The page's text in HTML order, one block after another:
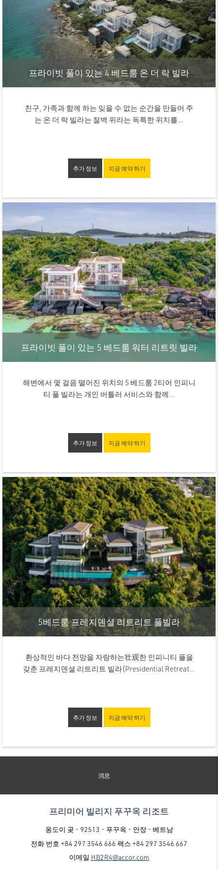
프라이빗 풀이 있는 4 베드룸 온 더 락 빌라
친구, 가족과 함께 하는 잊을 수 없는 순간을 만들어 주
는 온 더 락 빌라는 절벽 위라는 독특한 위치를...
추가 정보 지금 예약 하기
프라이빗 풀이 있는 5 베드룸 워터 리트릿 빌라
해변에서 몇 걸음 떨어진 위치의 5 베드룸 2티어 인피니
티 풀 빌라는 개인 버틀러 서비스와 함께...
추가 정보 지금 예약 하기
5베드룸 프레지덴셜 리트리트 풀빌라
환상적인 바다 전망을 자랑하는壮观한 인피니티 풀을
갖춘 프레지덴셜 리트리트 빌라(Presidential Retreat...
추가 정보 지금 예약 하기
消息
프리미어 빌리지 푸꾸옥 리조트
옹도이 곶 - 92513 - 푸꾸옥 - 안장 - 베트남
전화 번호 +84 297 3546 666 팩스 +84 297 3546 667
이메일 HB2R4@accor.com